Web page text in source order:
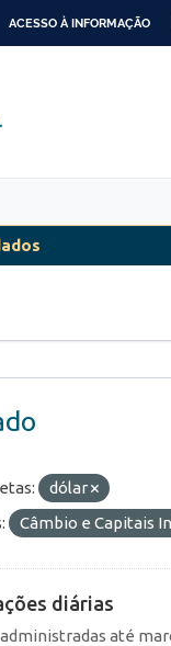
ACESSO À INFORMAÇÃO
dólar
Câmbio e Capitais
diárias
até